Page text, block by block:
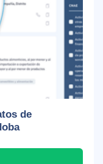
de